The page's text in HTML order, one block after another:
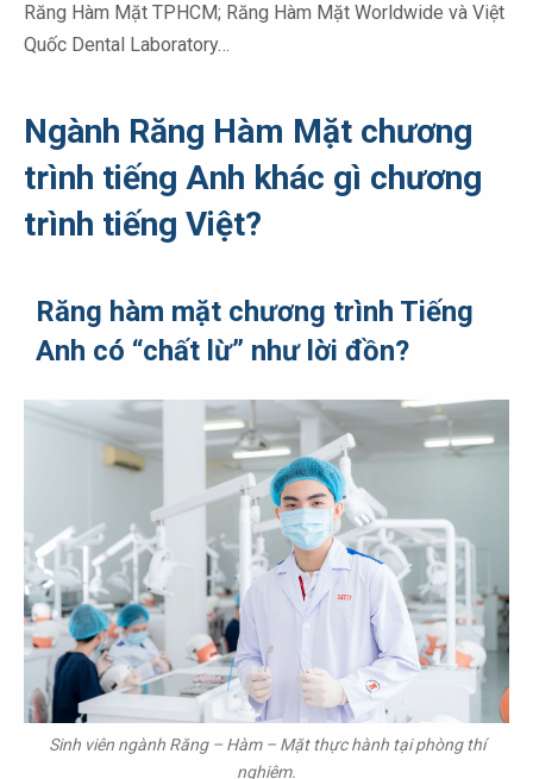
Răng Hàm Mặt TPHCM; Răng Hàm Mặt Worldwide và Việt
Quốc Dental Laboratory…
Ngành Răng Hàm Mặt chương
trình tiếng Anh khác gì chương
trình tiếng Việt?
Răng hàm mặt chương trình Tiếng
Anh có “chất lừ” như lời đồn?
Sinh viên ngành Răng – Hàm – Mặt thực hành tại phòng thí
nghiệm.